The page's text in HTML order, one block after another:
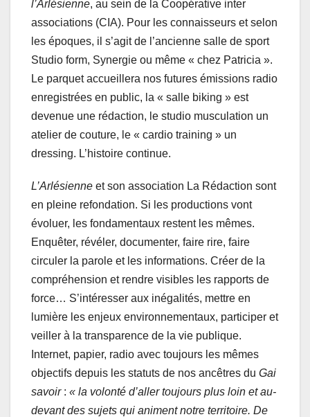
l’Arlésienne, au sein de la Coopérative inter
associations (CIA). Pour les connaisseurs et selon
les époques, il s’agit de l’ancienne salle de sport
Studio form, Synergie ou même « chez Patricia ».
Le parquet accueillera nos futures émissions radio
enregistrées en public, la « salle biking » est
devenue une rédaction, le studio musculation un
atelier de couture, le « cardio training » un
dressing. L’histoire continue.
L’Arlésienne et son association La Rédaction sont
en pleine refondation. Si les productions vont
évoluer, les fondamentaux restent les mêmes.
Enquêter, révéler, documenter, faire rire, faire
circuler la parole et les informations. Créer de la
compréhension et rendre visibles les rapports de
force… S’intéresser aux inégalités, mettre en
lumière les enjeux environnementaux, participer et
veiller à la transparence de la vie publique.
Internet, papier, radio avec toujours les mêmes
objectifs depuis les statuts de nos ancêtres du Gai
savoir: « la volonté d’aller toujours plus loin et au-
devant des sujets qui animent notre territoire. De